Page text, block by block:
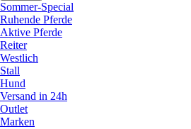
Sommer-Special
Ruhende Pferde
Aktive Pferde
Reiter
Westlich
Stall
Hund
Versand in 24h
Outlet
Marken